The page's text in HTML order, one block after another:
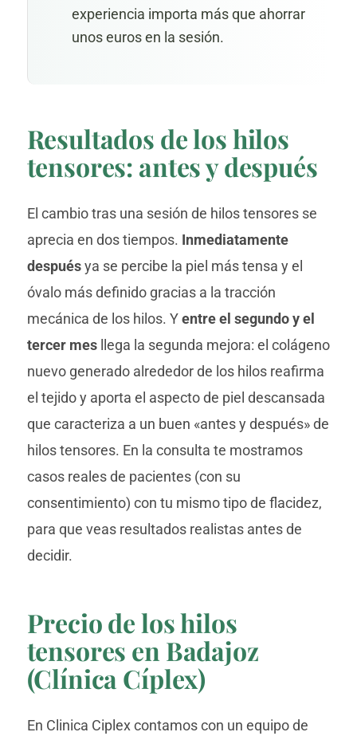
experiencia importa más que ahorrar
unos euros en la sesión.
Resultados de los hilos
tensores: antes y después
El cambio tras una sesión de hilos tensores se
aprecia en dos tiempos. Inmediatamente
despuésya se percibe la piel más tensa y el
óvalo más definido gracias a la tracción
mecánica de los hilos. Yentre el segundo y el
tercer mesllega la segunda mejora: el colágeno
nuevo generado alrededor de los hilos reafirma
el tejido y aporta el aspecto de piel descansada
que caracteriza a un buen «antes y después» de
hilos tensores. En la consulta te mostramos
casos reales de pacientes (con su
consentimiento) con tu mismo tipo de flacidez,
para que veas resultados realistas antes de
decidir.
Precio de los hilos
tensores en Badajoz
(Clínica Cíplex)
En Clinica Ciplex contamos con un equipo de